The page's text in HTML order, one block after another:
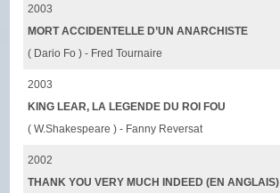
2003
MORT ACCIDENTELLE D’UN ANARCHISTE
( Dario Fo ) - Fred Tournaire
2003
KING LEAR, LA LEGENDE DU ROI FOU
( W.Shakespeare ) - Fanny Reversat
2002
THANK YOU VERY MUCH INDEED (EN ANGLAIS)